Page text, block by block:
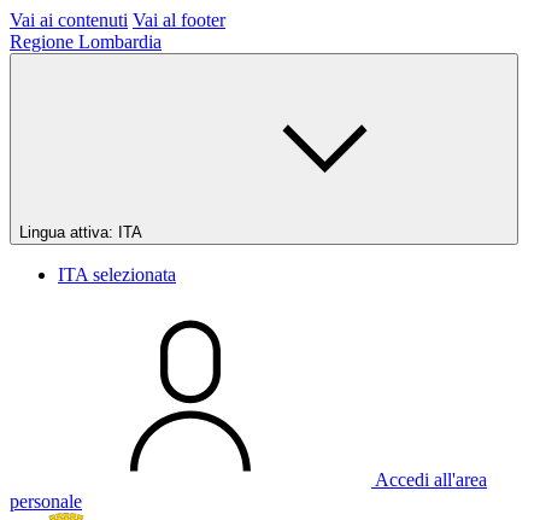
Vai ai contenuti Vai al footer
Regione Lombardia
Lingua attiva: ITA
ITA selezionata
Accedi all'area
personale